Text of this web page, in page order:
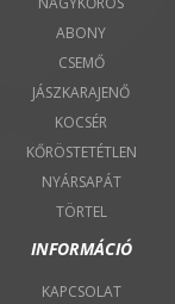
ABONY
CSEMŐ
JÁSZKARAJENŐ
KOCSÉR
KŐRÖSTETÉTLEN
NYÁRSAPÁT
TÖRTEL
INFORMÁCIÓ
KAPCSOLAT